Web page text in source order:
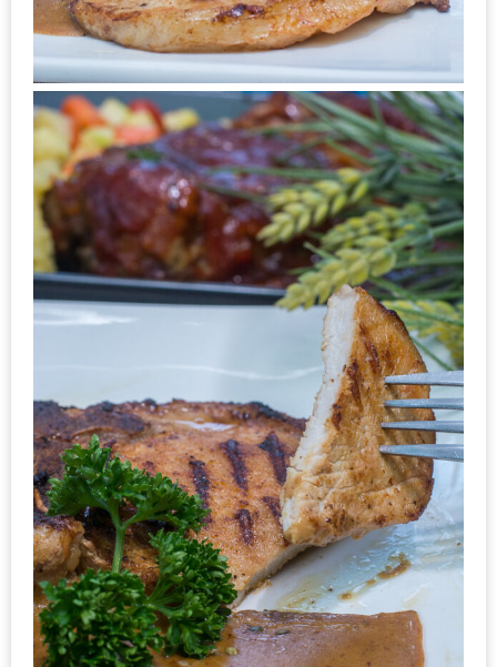
ชวน
หิว
ติดต่อ
น้า
อ้วน
ติดต่อ
น้า
อ้วน
คุย
นโยบาย
ความ
เป็น
ส่วน
ตัว
นโยบาย